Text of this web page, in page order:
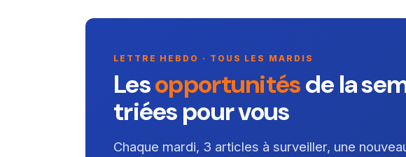
LETTRE HEBDO · TOUS LES MARDIS
Lesopportunitésde la
triées pour vous
Chaque mardi, 3 articles à surveiller, une